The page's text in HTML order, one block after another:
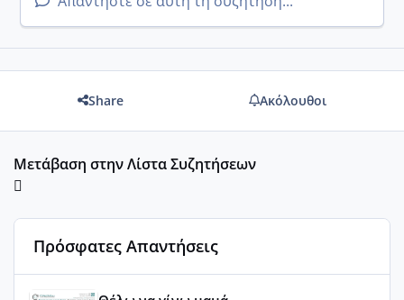
Share Ακόλουθοι
Μετάβαση στην Λίστα Συζητήσεων
Πρόσφατες Απαντήσεις